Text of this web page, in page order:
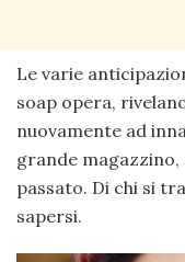
Le varie
soap opera,
nuovamente ad
grande
passato. Di chi si
sapersi.